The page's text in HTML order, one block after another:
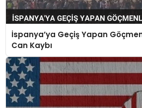
İspanya’ya Geçiş Yapan
Can Kaybı